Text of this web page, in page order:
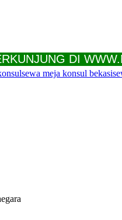
DI
sewa meja konsul bekasi